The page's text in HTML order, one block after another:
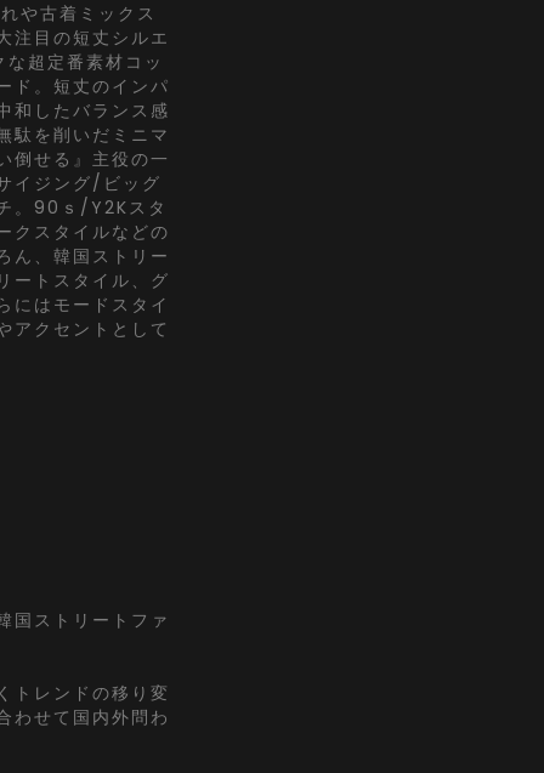
や古着ミックス
注目の短丈シルエ
超定番素材コッ
ド。短丈のインパ
和したバランス感
駄を削いだミニマ
倒せる』主役の一
イジング/ビッグ
。90ｓ/Y2Kスタ
クスタイルなどの
ん、韓国ストリー
ートスタイル、グ
にはモードスタイ
アクセントとして
国ストリートファ
トレンドの移り変
わせて国内外問わ